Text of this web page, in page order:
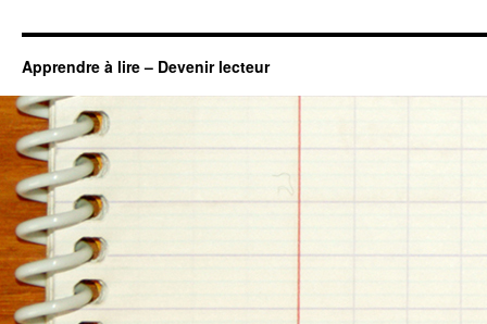
Apprendre à lire – Devenir lecteur